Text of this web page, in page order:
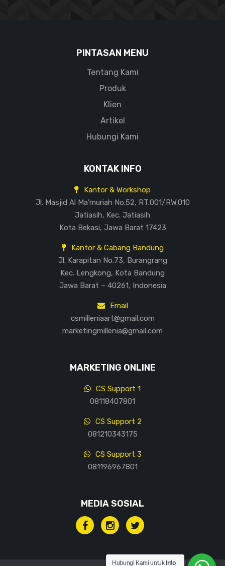
PINTASAN MENU
Tentang Kami
Produk
Klien
Artikel
Hubungi Kami
KONTAK INFO
Kantor & Workshop
Jl. Masjid Al Ma’muriah No.52, RT.001/RW.010
Jatiasih, Kec. Jatiasih
Kota Bekasi, Jawa Barat 17423
Kantor & Cabang Bandung
Jl. Karapitan No.73, Burangrang
Kec. Lengkong, Kota Bandung
Jawa Barat – 40261, Indonesia
Email
csmilleniaart@gmail.com
marketingmillenia@gmail.com
MARKETING ONLINE
CS Support 1
08118407801
CS Support 2
081210343175
CS Support 3
081196967801
MEDIA SOSIAL
Hubungi Kami untuk Info